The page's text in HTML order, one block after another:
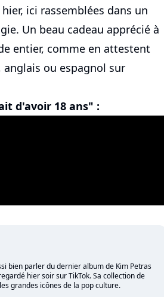
ici rassemblées dans un
Un beau cadeau apprécié à
entier, comme en attestent
ou espagnol sur
d'avoir 18 ans" :
bien parler du dernier album de Kim Petras
hier soir sur TikTok. Sa collection de
grandes icônes de la pop culture.